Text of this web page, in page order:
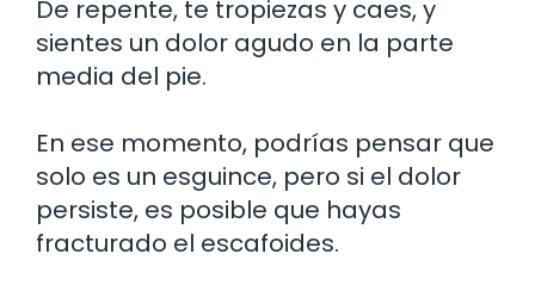
De repente, te tropiezas y caes, y
sientes un dolor agudo en la parte
media del pie.
En ese momento, podrías pensar que
solo es un esguince, pero si el dolor
persiste, es posible que hayas
fracturado el escafoides.